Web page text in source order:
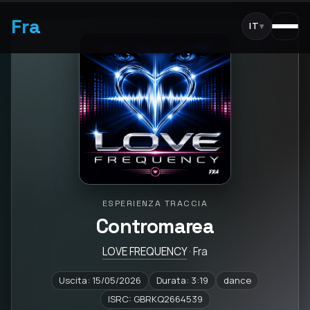
Fra IT▾
ESPERIENZA TRACCIA
Contromarea
LOVE FREQUENCY· Fra
Uscita: 15/05/2026 Durata: 3:19
dance
ISRC: GBRKQ2664539